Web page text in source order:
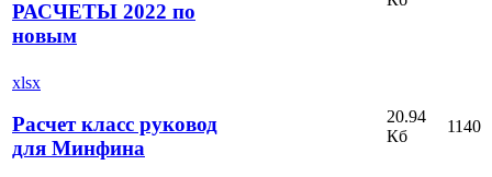
РАСЧЕТЫ 2022 по
новым
xlsx
Расчет класс руковод
для Минфина
20.94
Кб
1140